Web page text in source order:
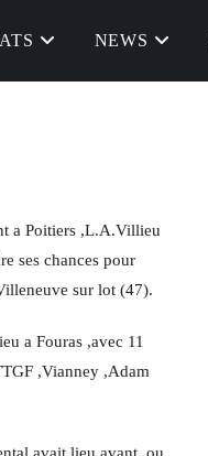
NEWS
a Poitiers ,L.A.Villieu
ses chances pour
sur lot (47).
a Fouras ,avec 11
,Vianney ,Adam